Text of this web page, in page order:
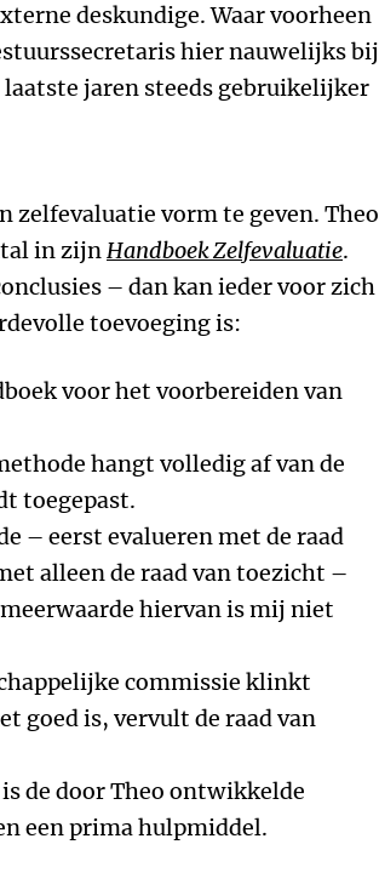
deskundige. Waar voorheen
hier nauwelijks bij
jaren steeds gebruikelijker
zelfevaluatie vorm te geven. Theo
in zijnHandboek Zelfevaluatie.
– dan kan ieder voor zich
toevoeging is:
voor het voorbereiden van
hangt volledig af van de
toegepast.
– eerst evalueren met de raad
alleen de raad van toezicht –
hiervan is mij niet
commissie klinkt
goed is, vervult de raad van
de door Theo ontwikkelde
een prima hulpmiddel.